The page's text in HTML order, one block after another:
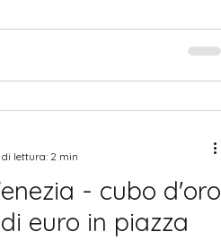
- cubo d'oro
euro in piazza
di lettura: 2 min